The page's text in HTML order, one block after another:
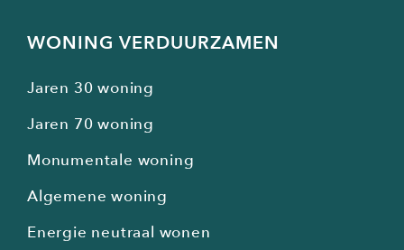
WONING VERDUURZAMEN
Jaren 30 woning
Jaren 70 woning
Monumentale woning
Algemene woning
Energie neutraal wonen